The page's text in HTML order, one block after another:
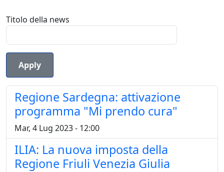
Titolo della news
Regione Sardegna: attivazione
programma "Mi prendo cura"
Mar, 4 Lug 2023 - 12:00
ILIA: La nuova imposta della
Regione Friuli Venezia Giulia